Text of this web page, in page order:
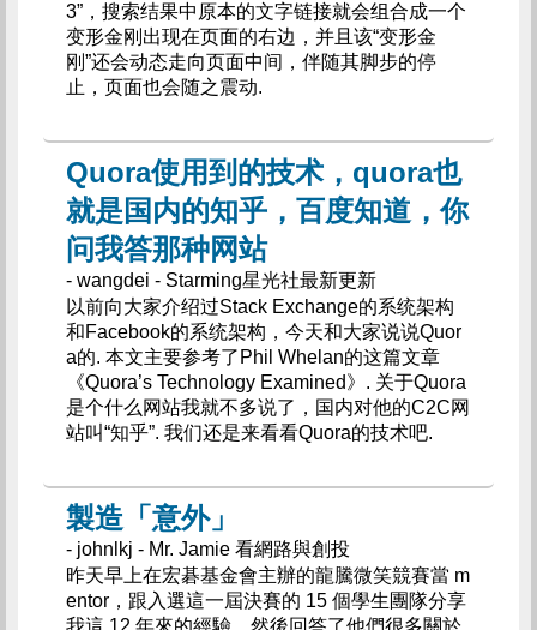
3”，搜索结果中原本的文字链接就会组合成一个
变形金刚出现在页面的右边，并且该“变形金
刚”还会动态走向页面中间，伴随其脚步的停
止，页面也会随之震动.
Quora使用到的技术，quora也
就是国内的知乎，百度知道，你
问我答那种网站
- wangdei - Starming星光社最新更新
以前向大家介绍过Stack Exchange的系统架构
和Facebook的系统架构，今天和大家说说Quor
a的. 本文主要参考了Phil Whelan的这篇文章
《Quora’s Technology Examined》. 关于Quora
是个什么网站我就不多说了，国内对他的C2C网
站叫“知乎”. 我们还是来看看Quora的技术吧.
製造「意外」
- johnlkj - Mr. Jamie 看網路與創投
昨天早上在宏碁基金會主辦的龍騰微笑競賽當 m
entor，跟入選這一屆決賽的 15 個學生團隊分享
我這 12 年來的經驗，然後回答了他們很多關於